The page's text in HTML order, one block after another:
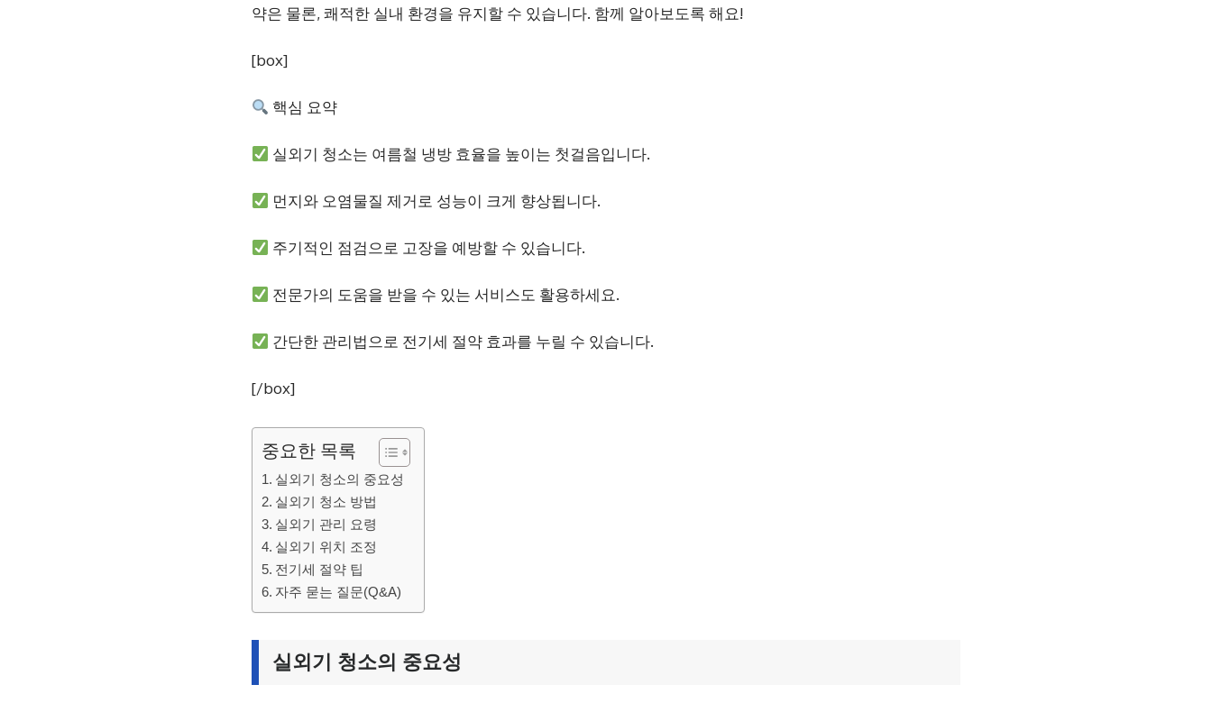
약은 물론, 쾌적한 실내 환경을 유지할 수 있습니다. 함께 알아보도록 해요!
[box]
핵심 요약
실외기 청소는 여름철 냉방 효율을 높이는 첫걸음입니다.
먼지와 오염물질 제거로 성능이 크게 향상됩니다.
주기적인 점검으로 고장을 예방할 수 있습니다.
전문가의 도움을 받을 수 있는 서비스도 활용하세요.
간단한 관리법으로 전기세 절약 효과를 누릴 수 있습니다.
[/box]
중요한 목록
실외기 청소의 중요성
실외기 청소 방법
실외기 관리 요령
실외기 위치 조정
전기세 절약 팁
자주 묻는 질문(Q&A)
실외기 청소의 중요성